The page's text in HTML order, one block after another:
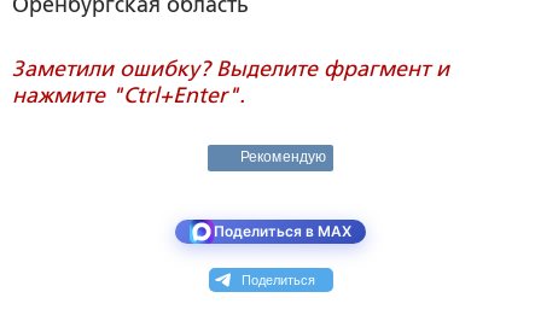
Оренбургская область
Заметили ошибку? Выделите фрагмент и
нажмите "Ctrl+Enter".
Рекомендую
Поделиться в MAX
Поделиться